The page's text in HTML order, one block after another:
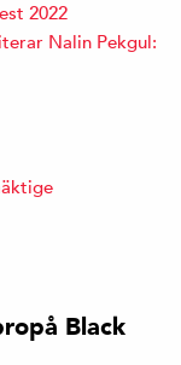
2022
Nalin Pekgul:
Black